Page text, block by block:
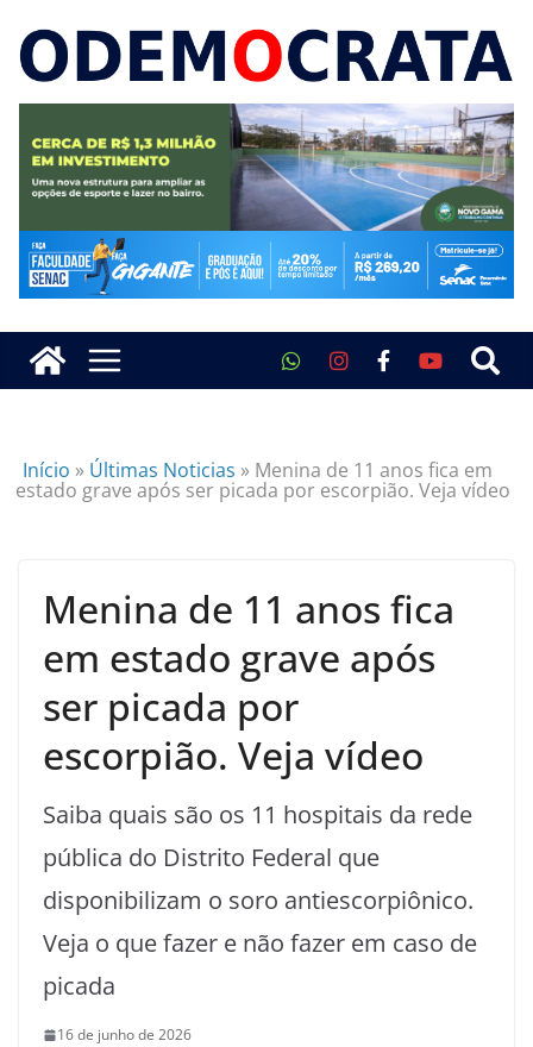
Início » Últimas Noticias » Menina de 11 anos fica em
estado grave após ser picada por escorpião. Veja vídeo
Menina de 11 anos fica
em estado grave após
ser picada por
escorpião. Veja vídeo
Saiba quais são os 11 hospitais da rede
pública do Distrito Federal que
disponibilizam o soro antiescorpiônico.
Veja o que fazer e não fazer em caso de
picada
16 de junho de 2026